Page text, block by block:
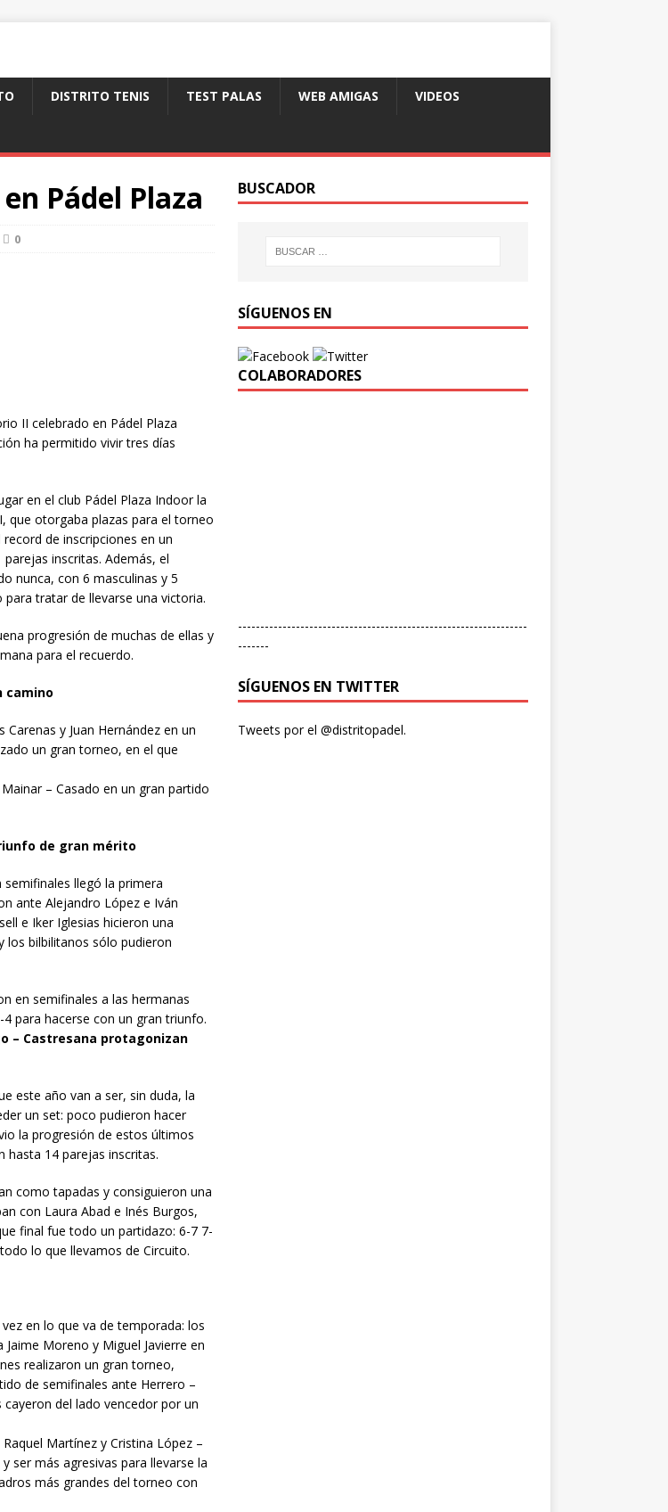
DISTRITO TENIS TEST PALAS WEB AMIGAS VIDEOS
Pádel Plaza
0
II celebrado en Pádel Plaza
ha permitido vivir tres días
en el club Pádel Plaza Indoor la
que otorgaba plazas para el torneo
de inscripciones en un
inscritas. Además, el
nunca, con 6 masculinas y 5
tratar de llevarse una victoria.
progresión de muchas de ellas y
para el recuerdo.
camino
y Juan Hernández en un
un gran torneo, en el que
– Casado en un gran partido
de gran mérito
semifinales llegó la primera
ante Alejandro López e Iván
e Iker Iglesias hicieron una
los bilbilitanos sólo pudieron
en semifinales a las hermanas
para hacerse con un gran triunfo.
– Castresana protagonizan
este año van a ser, sin duda, la
un set: poco pudieron hacer
la progresión de estos últimos
hasta 14 parejas inscritas.
como tapadas y consiguieron una
con Laura Abad e Inés Burgos,
final fue todo un partidazo: 6-7 7-
lo que llevamos de Circuito.
en lo que va de temporada: los
Moreno y Miguel Javierre en
realizaron un gran torneo,
de semifinales ante Herrero –
del lado vencedor por un
Martínez y Cristina López –
ser más agresivas para llevarse la
más grandes del torneo con
BUSCADOR
SÍGUENOS EN
COLABORADORES
-----------------------------------------------------------------
-------
SÍGUENOS EN TWITTER
Tweets por el @distritopadel.